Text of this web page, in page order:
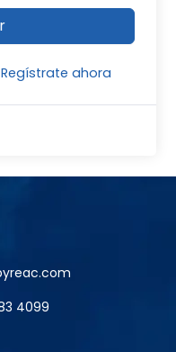
Regístrate ahora
4099